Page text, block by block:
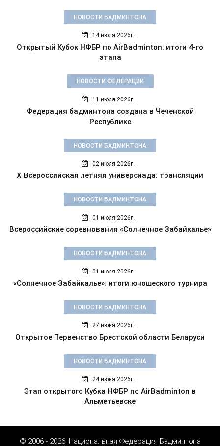
НОВОСТИ БАДМИНТОНА
14 июля 2026г.
Открытый Кубок НФБР по AirBadminton: итоги 4-го
этапа
НОВОСТИ ФЕДЕРАЦИИ
11 июля 2026г.
Федерация бадминтона создана в Чеченской
Республике
НОВОСТИ БАДМИНТОНА
02 июля 2026г.
X Всероссийская летняя универсиада: трансляции
НОВОСТИ БАДМИНТОНА
01 июля 2026г.
Всероссийские соревнования «Солнечное Забайкалье»
НОВОСТИ БАДМИНТОНА
01 июля 2026г.
«Солнечное Забайкалье»: итоги юношеского турнира
НОВОСТИ БАДМИНТОНА
27 июня 2026г.
Открытое Первенство Брестской области Беларуси
НОВОСТИ БАДМИНТОНА
24 июня 2026г.
Этап открытого Кубка НФБР по AirBadminton в
Альметьевске
© 2006 - 2026. Национальная Федерация Бадминтона